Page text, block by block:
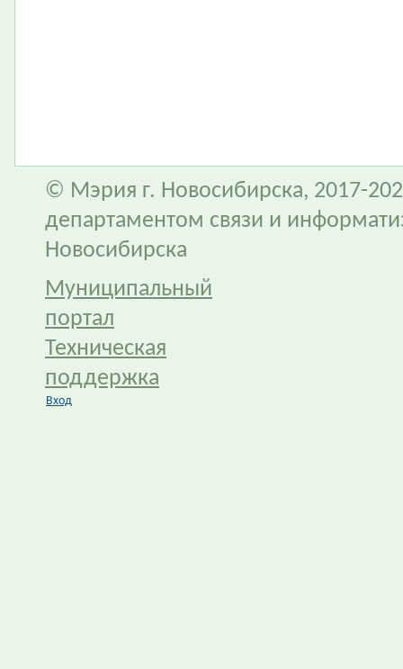
© Мэрия г. Новосибирска, 2017-
департаментом связи и
Новосибирска
Муниципальный
портал
Техническая
поддержка
Вход